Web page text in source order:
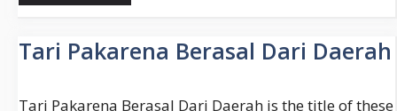
Sekolah
Tari Pakarena Berasal Dari Daerah
Tari Pakarena Berasal Dari Daerah is the title of these